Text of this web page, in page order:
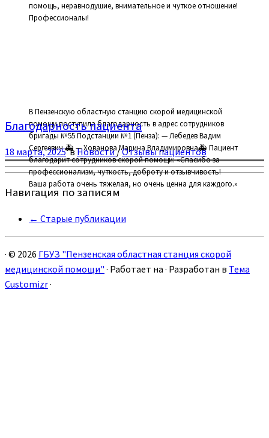
помощь, неравнодушие, внимательное и чуткое отношение!
Профессионалы!
В Пензенскую областную станцию скорой медицинской
помощи поступила благодарность в адрес сотрудников
бригады №55 Подстанции №1 (Пенза): — Лебедев Вадим
Сергеевич 🚑 — Хованова Марина Владимировна🚑 Пациент
благодарит сотрудников скорой помощи: «Спасибо за
профессионализм, чуткость, доброту и отзывчивость!
Ваша работа очень тяжелая, но очень ценна для каждого.»
Благодарность пациента
18 марта, 2025вНовости/Отзывы пациентов
Навигация по записям
← Старые публикации
· © 2026 ГБУЗ "Пензенская областная станция скорой
медицинской помощи" · Работает на · Разработан в Тема
Customizr·